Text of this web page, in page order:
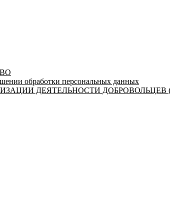
обработки персональных данных
ДЕЯТЕЛЬНОСТИ ДОБРОВОЛЬЦЕВ